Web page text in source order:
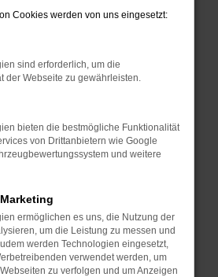
bestimmter Seiten
die Seite in einem
oder in einem privaten
neu.
helfen, vorübergehende
auf dem neuesten Stand
birgt nicht nur ein
sondern kann auch dazu
Funktionen nicht mehr
Cookies werden von uns eingesetzt:
sind erforderlich, um die
der Webseite zu gewährleisten.
bieten die bestmögliche Funktionalität
von Drittanbietern wie Google
und weitere
ermöglichen es uns, die Nutzung der
um die Leistung zu messen und
werden Technologien eingesetzt,
verwendet werden, um
zu verfolgen und um Anzeigen